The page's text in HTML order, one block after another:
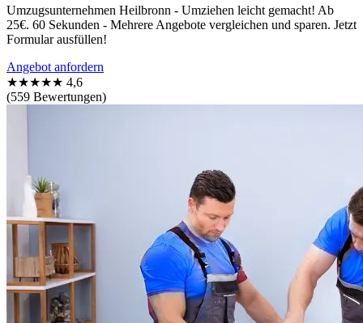
Umzugsunternehmen Heilbronn - Umziehen leicht gemacht! Ab
25€. 60 Sekunden - Mehrere Angebote vergleichen und sparen. Jetzt
Formular ausfüllen!
Angebot anfordern
★★★★★ 4,6
(559 Bewertungen)